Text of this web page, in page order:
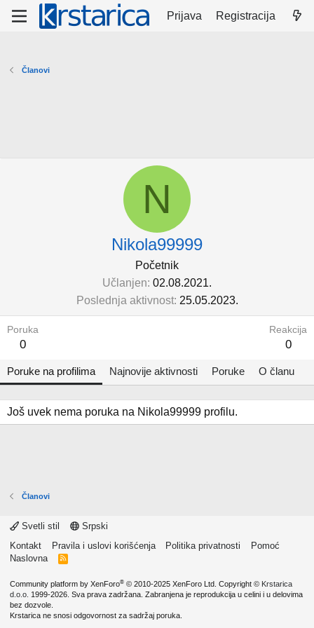
Prijava Registracija
Članovi
N
Nikola99999
Početnik
Učlanjen 02.08.2021.
Poslednja aktivnost 25.05.2023.
Poruka
0
Reakcija
0
Poruke na profilima Najnovije aktivnosti Poruke O članu
Još uvek nema poruka na Nikola99999 profilu.
Članovi
Svetli stil
Srpski
Kontakt
Pravila i uslovi korišćenja Politika privatnosti
Pomoć
Naslovna
R
Community platform by XenForo® © 2010-2025 XenForo Ltd. Copyright © Krstarica
d.o.o. 1999-2026. Sva prava zadržana. Zabranjena je reprodukcija u celini i u delovima
bez dozvole.
Krstarica ne snosi odgovornost za sadržaj poruka.